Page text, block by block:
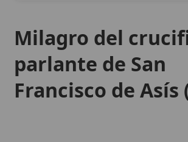
parlante de San
Francisco de Asís